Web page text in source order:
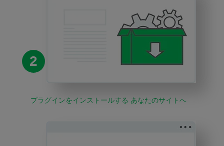
2
プラグインをインストールする あなたのサイトへ